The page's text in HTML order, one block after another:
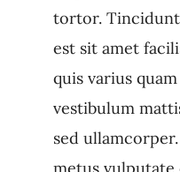
tortor.
est sit amet
quis varius
vestibulum
sed